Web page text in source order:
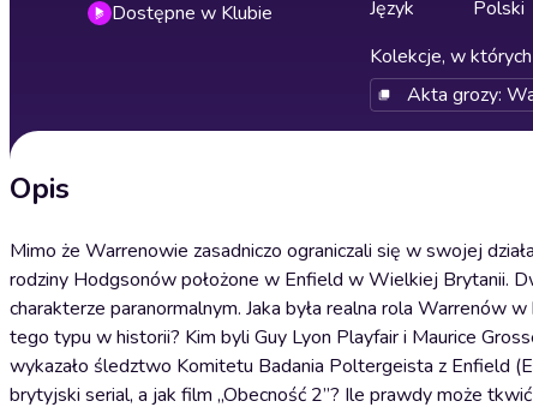
Dostępne w Klubie
Język
Polski
Kolekcje, w
Akta grozy:
Opis
Mimo że Warrenowie zasadniczo ograniczali się w swojej
rodziny Hodgsonów położone w Enfield w Wielkiej Brytanii.
charakterze paranormalnym. Jaka była realna rola Warrenów
tego typu w historii? Kim byli Guy Lyon Playfair i Maurice
wykazało śledztwo Komitetu Badania Poltergeista z Enfield
brytyjski serial, a jak film „Obecność 2”? Ile prawdy może